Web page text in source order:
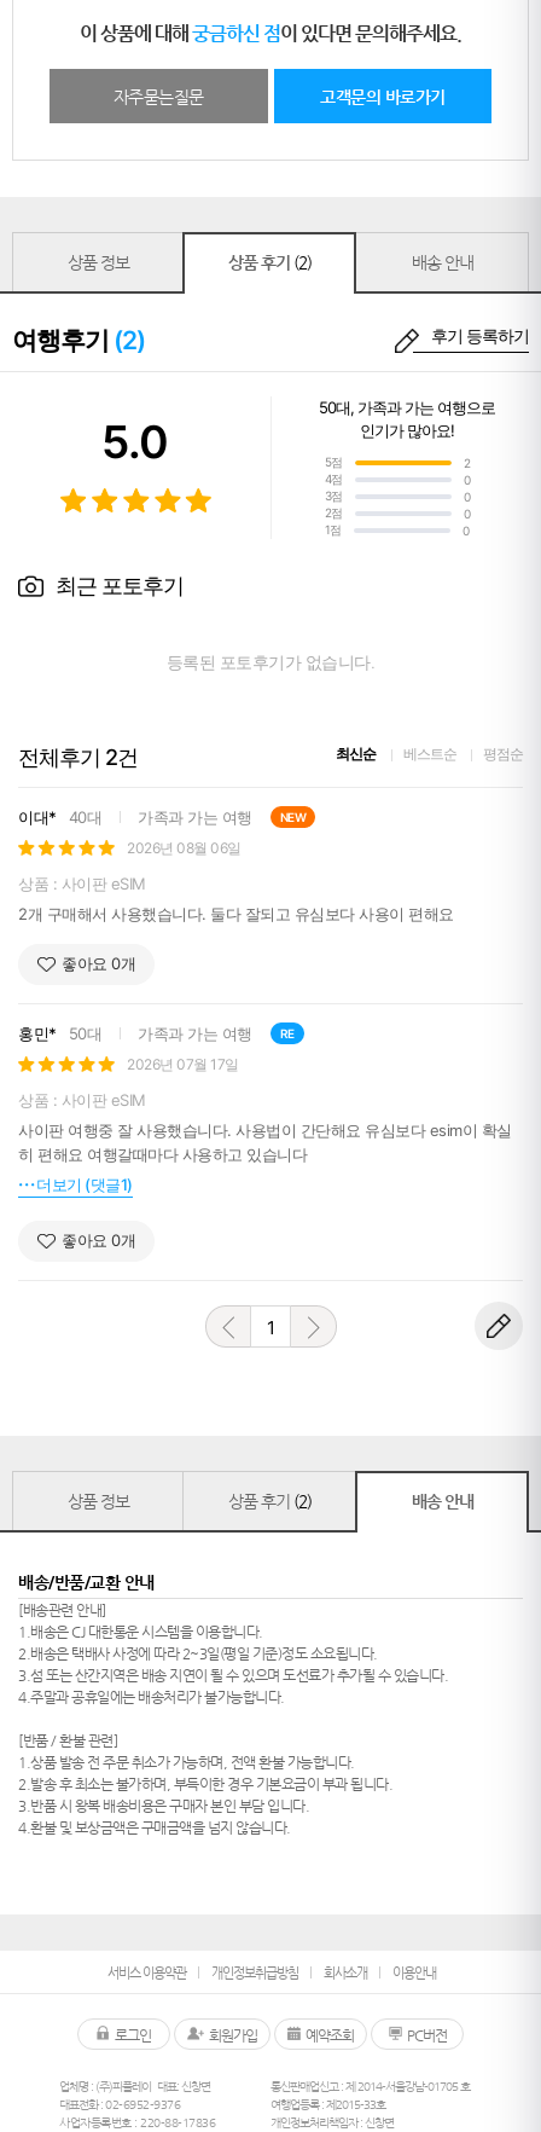
이 상품에 대해 궁금하신 점이 있다면 문의해주세요.
자주묻는질문 고객문의 바로가기
상품 정보 상품 후기 (2) 배송 안내
여행후기 (2) 후기 등록하기
5.0
50대, 가족과 가는 여행으로
인기가 많아요!
5점
2
4점
0
3점
0
2점
0
1점
0
최근 포토후기
등록된 포토후기가 없습니다.
전체후기 2건 최신순 베스트순 평점순
이대* 40대 가족과 가는 여행 NEW
2026년 08월 06일
상품 : 사이판 eSIM
2개 구매해서 사용했습니다. 둘다 잘되고 유심보다 사용이 편해요
좋아요 0개
홍민* 50대 가족과 가는 여행 RE
2026년 07월 17일
상품 : 사이판 eSIM
사이판 여행중 잘 사용했습니다. 사용법이 간단해요 유심보다 esim이 확실
히 편해요 여행갈때마다 사용하고 있습니다
더보기 (댓글1)
좋아요 0개
1
상품 정보 상품 후기 (2) 배송 안내
배송/반품/교환 안내
[배송관련 안내]
1.배송은 CJ 대한통운 시스템을 이용합니다.
2.배송은 택배사 사정에 따라 2~3일(평일 기준)정도 소요됩니다.
3.섬 또는 산간지역은 배송 지연이 될 수 있으며 도선료가 추가될 수 있습니다.
4.주말과 공휴일에는 배송처리가 불가능합니다.
[반품 / 환불 관련]
1.상품 발송 전 주문 취소가 가능하며, 전액 환불 가능합니다.
2.발송 후 최소는 불가하며, 부득이한 경우 기본요금이 부과 됩니다.
3.반품 시 왕복 배송비용은 구매자 본인 부담 입니다.
4.환불 및 보상금액은 구매금액을 넘지 않습니다.
서비스 이용약관 개인정보취급방침 회사소개 이용안내
로그인 회원가입 예약조회 PC버전
업체명 : (주)피플레이
대표: 신창면
대표전화 :02-6952-9376
사업자등록번호 : 220-88-17836
통신판매업신고 : 제 2014-서울강남-01705 호
여행업등록 : 제2015-33호
개인정보처리책임자 : 신창면